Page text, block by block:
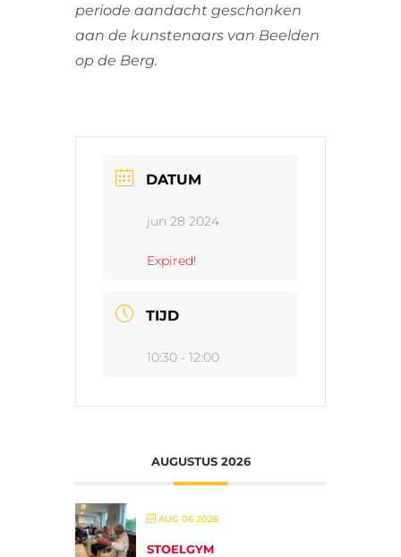
periode aandacht geschonken
aan de kunstenaars van Beelden
op de Berg.
DATUM
jun 28 2024
Expired!
TIJD
10:30 - 12:00
AUGUSTUS 2026
AUG 06 2026
STOELGYM